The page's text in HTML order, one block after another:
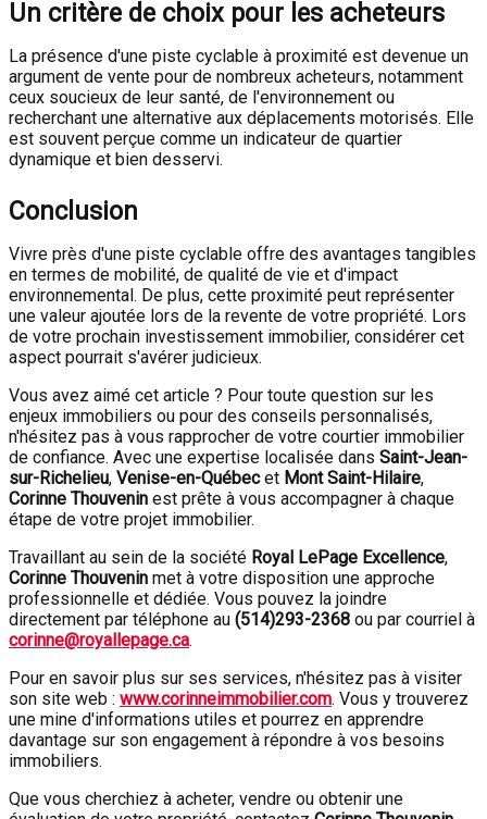
Un critère de choix pour les acheteurs
La présence d'une piste cyclable à proximité est devenue un
argument de vente pour de nombreux acheteurs, notamment
ceux soucieux de leur santé, de l'environnement ou
recherchant une alternative aux déplacements motorisés. Elle
est souvent perçue comme un indicateur de quartier
dynamique et bien desservi.
Conclusion
Vivre près d'une piste cyclable offre des avantages tangibles
en termes de mobilité, de qualité de vie et d'impact
environnemental. De plus, cette proximité peut représenter
une valeur ajoutée lors de la revente de votre propriété. Lors
de votre prochain investissement immobilier, considérer cet
aspect pourrait s'avérer judicieux.
Vous avez aimé cet article ? Pour toute question sur les
enjeux immobiliers ou pour des conseils personnalisés,
n'hésitez pas à vous rapprocher de votre courtier immobilier
de confiance. Avec une expertise localisée dans Saint-Jean-
sur-Richelieu, Venise-en-Québecet Mont Saint-Hilaire,
Corinne Thouvenin est prête à vous accompagner à chaque
étape de votre projet immobilier.
Travaillant au sein de la société Royal LePage Excellence,
Corinne Thouvenin met à votre disposition une approche
professionnelle et dédiée. Vous pouvez la joindre
directement par téléphone au (514)293-2368 ou par courriel à
corinne@royallepage.ca.
Pour en savoir plus sur ses services, n'hésitez pas à visiter
son site web : www.corinneimmobilier.com. Vous y trouverez
une mine d'informations utiles et pourrez en apprendre
davantage sur son engagement à répondre à vos besoins
immobiliers.
Que vous cherchiez à acheter, vendre ou obtenir une